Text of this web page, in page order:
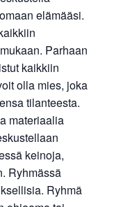
elämääsi.
Parhaan
kaikkiin
olla mies, joka
tilanteesta.
materiaalia
keinoja,
Ryhmässä
Ryhmä